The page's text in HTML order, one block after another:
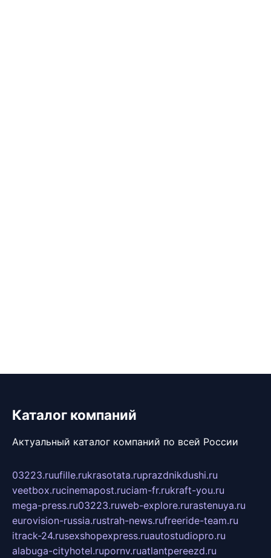
Каталог компаний
Актуальный каталог компаний по всей России
03223.ruufille.rukrasotata.ruprazdnikdushi.ru
veetbox.rucinemapost.ruciam-fr.rukraft-you.ru
mega-press.ru03223.ruweb-explore.rurastenuya.ru
eurovision-russia.rustrah-news.rufreeride-team.ru
itrack-24.rusexshopexpress.ruautostudiopro.ru
alabuga-cityhotel.rupornv.ruatlantpereezd.ru